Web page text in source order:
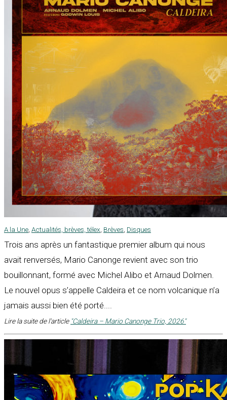
A la Une Actualités, brèves, télex Brèves Disques
Trois ans après un fantastique premier album qui nous
avait renversés, Mario Canonge revient avec son trio
bouillonnant, formé avec Michel Alibo et Arnaud Dolmen.
Le nouvel opus s’appelle Caldeira et ce nom volcanique n’a
jamais aussi bien été porté....
Lire la suite de l'article "Caldeira – Mario Canonge Trio, 2026"